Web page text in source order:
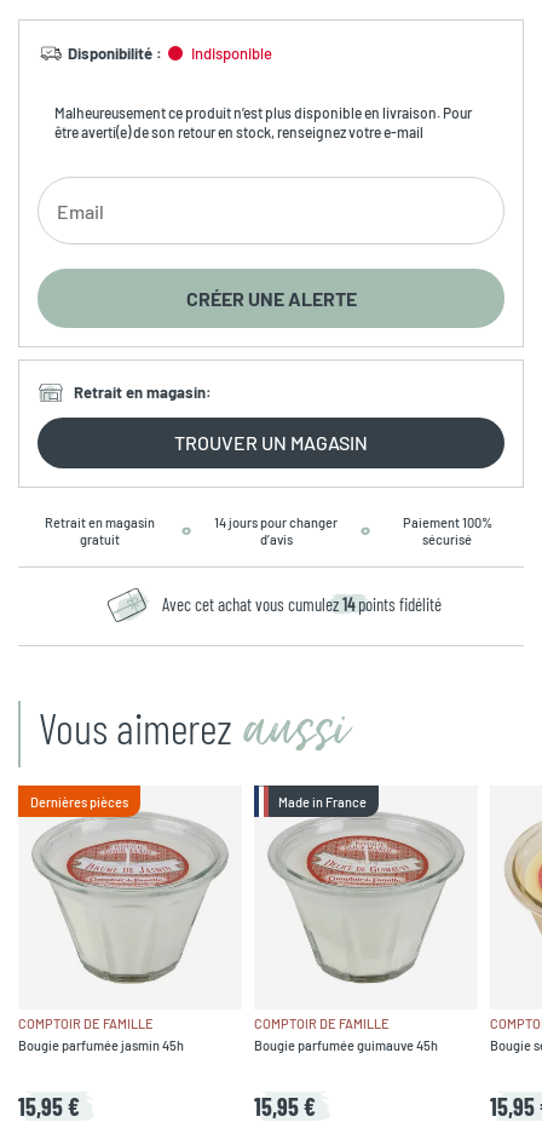
Disponibilité : Indisponible
Malheureusement ce produit n’est plus disponible en livraison. Pour
être averti(e) de son retour en stock, renseignez votre e-mail
CRÉER UNE ALERTE
Retrait en magasin:
TROUVER UN MAGASIN
Retrait en magasin
gratuit
14 jours pour changer
d’avis
Paiement 100%
sécurisé
Avec cet achat vous cumulez14 points fidélité
Vous aimerez aussi
Dernières pièces
COMPTOIR DE FAMILLE
Bougie parfumée jasmin 45h
15,95 €
Made in France
COMPTOIR DE FAMILLE
Bougie parfumée guimauve 45h
15,95 €
Bougie
15,95